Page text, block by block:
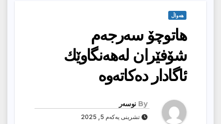
هەواڵ
هاتوچۆ سەرجەم
شۆفێران لەهەنگاوێك
ئاگادار دەكاتەوە
By نوسەر
تشرینی یەکەم 5, 2025